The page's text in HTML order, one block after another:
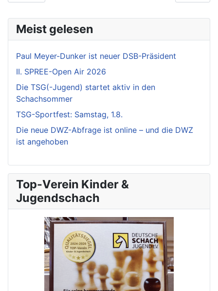
Meist gelesen
Paul Meyer-Dunker ist neuer DSB-Präsident
II. SPREE-Open Air 2026
Die TSG(-Jugend) startet aktiv in den
Schachsommer
TSG-Sportfest: Samstag, 1.8.
Die neue DWZ-Abfrage ist online – und die DWZ
ist angehoben
Top-Verein Kinder &
Jugendschach